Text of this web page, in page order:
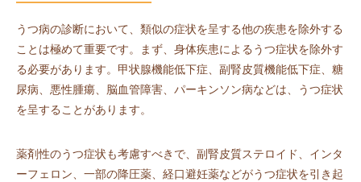
うつ病の診断において、類似の症状を呈する他の疾患を除外する
ことは極めて重要です。まず、身体疾患によるうつ症状を除外す
る必要があります。甲状腺機能低下症、副腎皮質機能低下症、糖
尿病、悪性腫瘍、脳血管障害、パーキンソン病などは、うつ症状
を呈することがあります。
薬剤性のうつ症状も考慮すべきで、副腎皮質ステロイド、インタ
ーフェロン、一部の降圧薬、経口避妊薬などがうつ症状を引き起